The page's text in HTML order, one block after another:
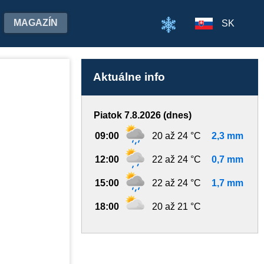
MAGAZÍN SK
Aktuálne info
Piatok 7.8.2026 (dnes)
09:00 20 až 24 °C 2,3 mm
12:00 22 až 24 °C 0,7 mm
15:00 22 až 24 °C 1,7 mm
18:00 20 až 21 °C